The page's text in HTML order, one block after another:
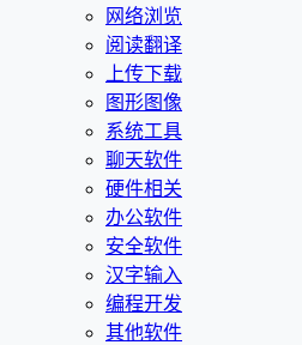
网络浏览
阅读翻译
上传下载
图形图像
系统工具
聊天软件
硬件相关
办公软件
安全软件
汉字输入
编程开发
其他软件